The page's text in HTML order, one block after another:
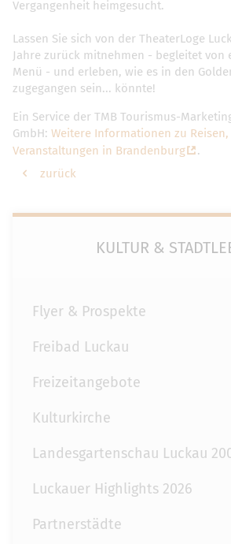
Vergangenheit heimgesucht.
Lassen Sie sich von der TheaterLoge
Jahre zurück mitnehmen - begleitet von
Menü - und erleben, wie es in den
zugegangen sein... könnte!
Ein Service der TMB Tourismus-
GmbH: Weitere Informationen zu
Veranstaltungen in Brandenburg
.
zurück
KULTUR &
Flyer & Prospekte
Freibad Luckau
Freizeitangebote
Kulturkirche
Landesgartenschau Luckau
Luckauer Highlights 2026
Partnerstädte